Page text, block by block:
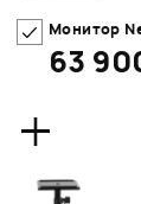
Монитор
63
+